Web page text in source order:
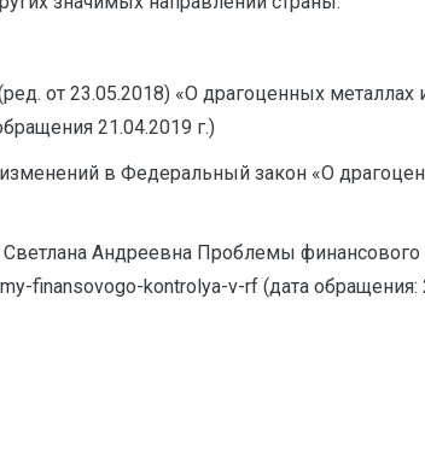
от 23.05.2018) «О драгоценных металлах
21.04.2019 г.)
в Федеральный закон «О
Светлана Андреевна Проблемы
finansovogo-kontrolya-v-rf (дата обращения: